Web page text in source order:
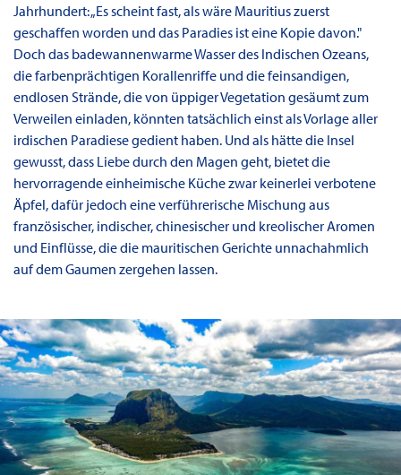
Jahrhundert: „Es scheint fast, als wäre Mauritius zuerst
geschaffen worden und das Paradies ist eine Kopie davon."
Doch das badewannenwarme Wasser des Indischen Ozeans,
die farbenprächtigen Korallenriffe und die feinsandigen,
endlosen Strände, die von üppiger Vegetation gesäumt zum
Verweilen einladen, könnten tatsächlich einst als Vorlage aller
irdischen Paradiese gedient haben. Und als hätte die Insel
gewusst, dass Liebe durch den Magen geht, bietet die
hervorragende einheimische Küche zwar keinerlei verbotene
Äpfel, dafür jedoch eine verführerische Mischung aus
französischer, indischer, chinesischer und kreolischer Aromen
und Einflüsse, die die mauritischen Gerichte unnachahmlich
auf dem Gaumen zergehen lassen.